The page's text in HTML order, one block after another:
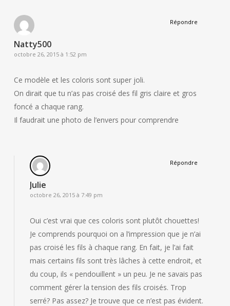
Natty500
octobre 26, 2015 à 1:52 pm
Ce modèle et les coloris sont super joli.
On dirait que tu n’as pas croisé des fil gris claire et gros
foncé a chaque rang.
Il faudrait une photo de l’envers pour comprendre
Répondre
Julie
octobre 26, 2015 à 7:49 pm
Oui c’est vrai que ces coloris sont plutôt chouettes!
Je comprends pourquoi on a l’impression que je n’ai
pas croisé les fils à chaque rang. En fait, je l’ai fait
mais certains fils sont très lâches à cette endroit, et
du coup, ils « pendouillent » un peu. Je ne savais pas
comment gérer la tension des fils croisés. Trop
serré? Pas assez? Je trouve que ce n’est pas évident.
Répondre